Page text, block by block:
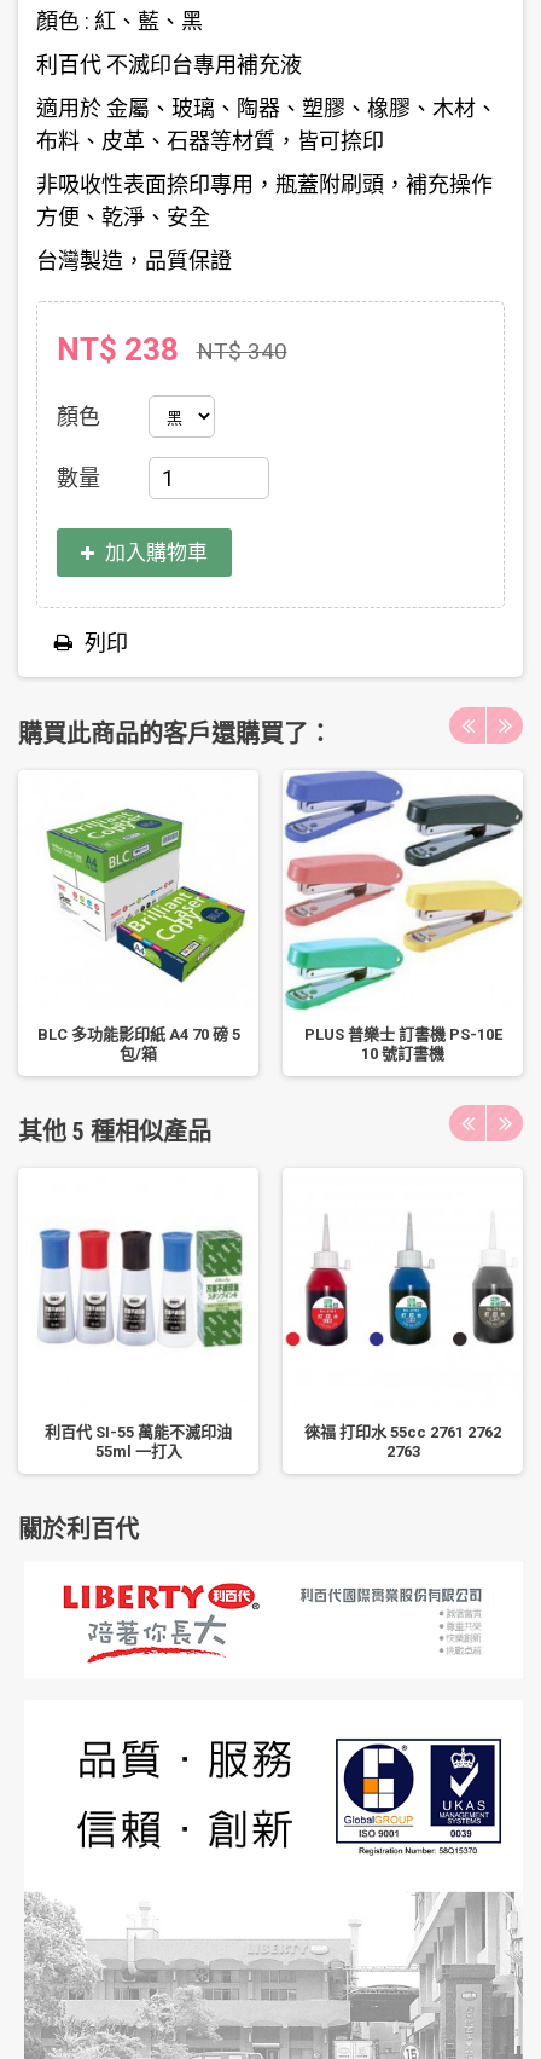
顏色 : 紅、藍、黑
利百代 不滅印台專用補充液
適用於 金屬、玻璃、陶器、塑膠、橡膠、木材、
布料、皮革、石器等材質，皆可捺印
非吸收性表面捺印專用，瓶蓋附刷頭，補充操作
方便、乾淨、安全
台灣製造，品質保證
NT$ 238 NT$ 340
顏色
數量
加入購物車
列印
購買此商品的客戶還購買了：
BLC 多功能影印紙 A4 70 磅 5
包/箱
PLUS 普樂士 訂書機 PS-10E
10 號訂書機
其他 5 種相似產品
利百代 SI-55 萬能不滅印油
55ml 一打入
徠福 打印水 55cc 2761 2762
2763
關於利百代